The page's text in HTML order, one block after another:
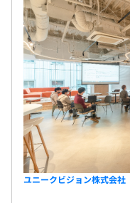
ユニークビジョン株式会社